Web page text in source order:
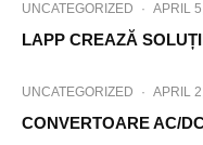
UNCATEGORIZED · APRIL
LAPP CREAZĂ
UNCATEGORIZED · APRIL
CONVERTOARE AC/